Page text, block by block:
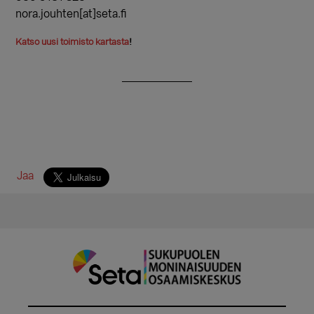
nora.jouhten[at]seta.fi
Katso uusi toimisto kartasta!
Jaa